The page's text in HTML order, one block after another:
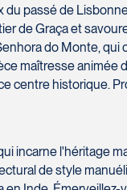
passé de
de Graça et
do Monte,
maîtresse animée
centre historique.
incarne l'héritage
de style